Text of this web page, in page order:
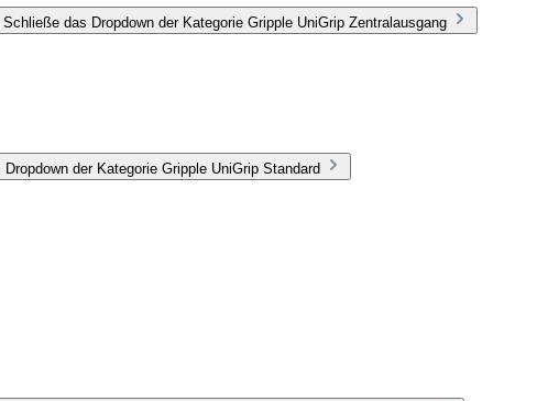
das Dropdown der Kategorie Gripple UniGrip Zentralausgang
der Kategorie Gripple UniGrip Standard